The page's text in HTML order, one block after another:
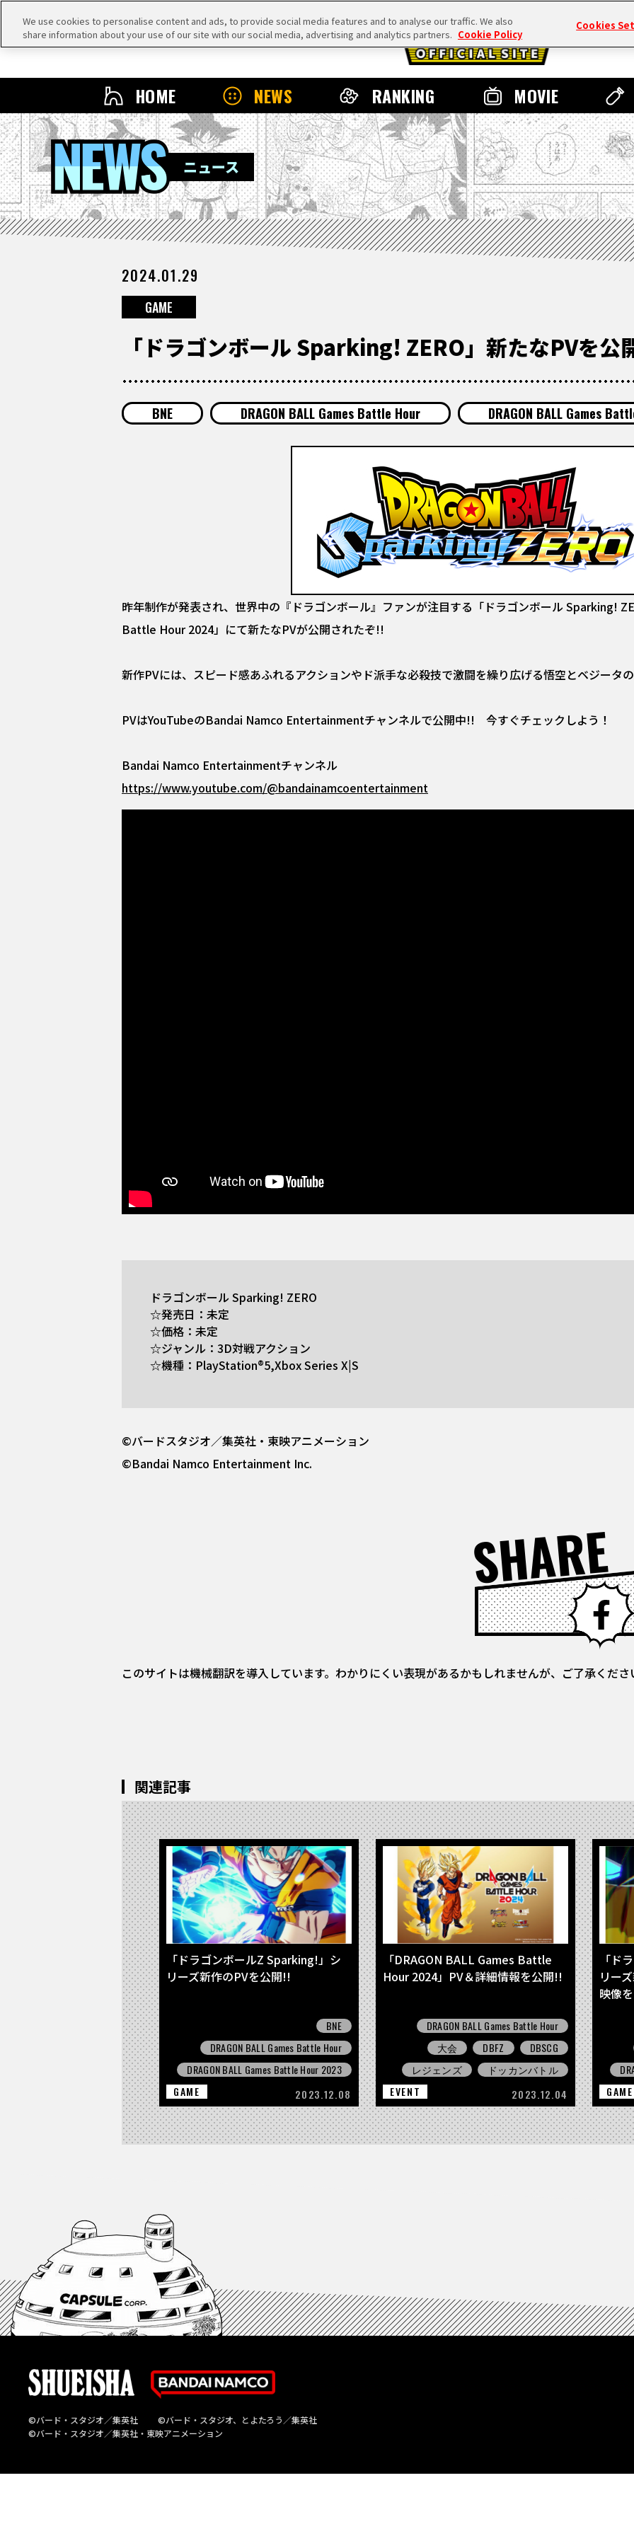
HOME NEWS RANKING MOVIE
NEWS
ニュース
2024.01.29
GAME
「ドラゴンボール Sparking! ZERO」新たなPVを公
BNE DRAGON BALL Games Battle Hour DRAGON BALL Games
昨年制作が発表され、世界中の『ドラゴンボール』ファンが注目する「ドラゴンボール Sparking!
Battle Hour 2024」にて新たなPVが公開されたぞ!!
新作PVには、スピード感あふれるアクションやド派手な必殺技で激闘を繰り広げる悟空とベジータ
PVはYouTubeのBandai Namco Entertainmentチャンネルで公開中!! 今すぐチェックしよう！
Bandai Namco Entertainmentチャンネル
https://www.youtube.com/@bandainamcoentertainment
ドラゴンボール Sparking! ZERO
☆発売日：未定
☆価格：未定
☆ジャンル：3D対戦アクション
☆機種：PlayStation®5,Xbox Series X|S
©バードスタジオ／集英社・東映アニメーション
©Bandai Namco Entertainment Inc.
SHARE
このサイトは機械翻訳を導入しています。わかりにくい表現があるかもしれませんが、ご了承くださ
関連記事
「ドラゴンボールZ Sparking!」シ
リーズ新作のPVを公開!!
BNE
DRAGON BALL Games Battle Hour
DRAGON BALL Games Battle Hour 2023
GAME
2023.12.08
「DRAGON BALL Games Battle
Hour 2024」PV＆詳細情報を公開!!
DRAGON BALL Games Battle Hour
大会
DBFZ
DBSCG
レジェンズ
ドッカンバトル
EVENT
2023.12.04
「ド
リー
映像
GAME
©バード・スタジオ／集英社
©バード・スタジオ、とよたろう／集英社
©バード・スタジオ／集英社・東映アニメーション
We use cookies to personalise content and ads, to provide social media features and to analyse our traffic. We also
share information about your use of our site with our social media, advertising and analytics partners. Cookie Policy
Cookies